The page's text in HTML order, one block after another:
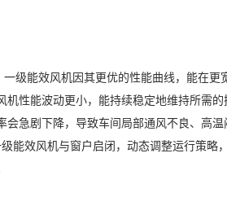
级能效风机因其更优的性能曲线，能在更
性能波动更小，能持续稳定地维持所需的
急剧下降，导致车间局部通风不良、高温
能效风机与窗户启闭，动态调整运行策略